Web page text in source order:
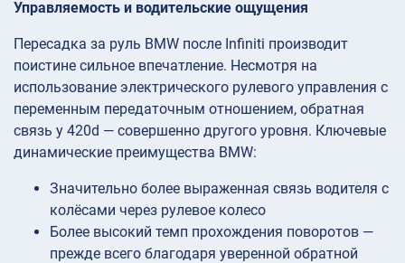
Управляемость и водительские ощущения
Пересадка за руль BMW после Infiniti производит
поистине сильное впечатление. Несмотря на
использование электрического рулевого управления с
переменным передаточным отношением, обратная
связь у 420d — совершенно другого уровня. Ключевые
динамические преимущества BMW:
Значительно более выраженная связь водителя с
колёсами через рулевое колесо
Более высокий темп прохождения поворотов —
прежде всего благодаря уверенной обратной